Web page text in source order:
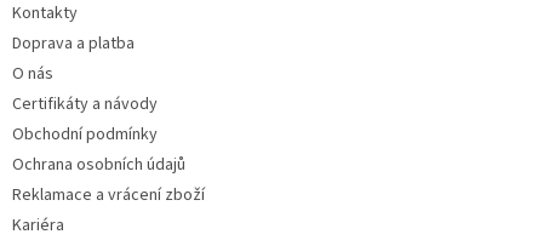
Kontakty
Doprava a platba
O nás
Certifikáty a návody
Obchodní podmínky
Ochrana osobních údajů
Reklamace a vrácení zboží
Kariéra